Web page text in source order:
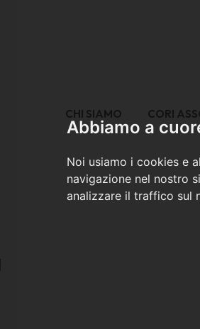
Abbiamo a
Noi usiamo i cookies e
navigazione nel nostro
analizzare il traffico sul
CHI SIAMO CORI